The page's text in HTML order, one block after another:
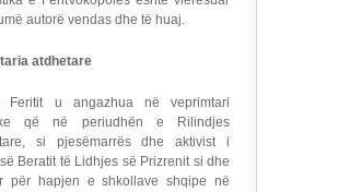
autorë vendas dhe të huaj.
atdhetare
u angazhua në veprimtari
që në periudhën e Rilindjes
si pjesëmarrës dhe aktivist i
Beratit të Lidhjes së Prizrenit si dhe
për hapjen e shkollave shqipe në